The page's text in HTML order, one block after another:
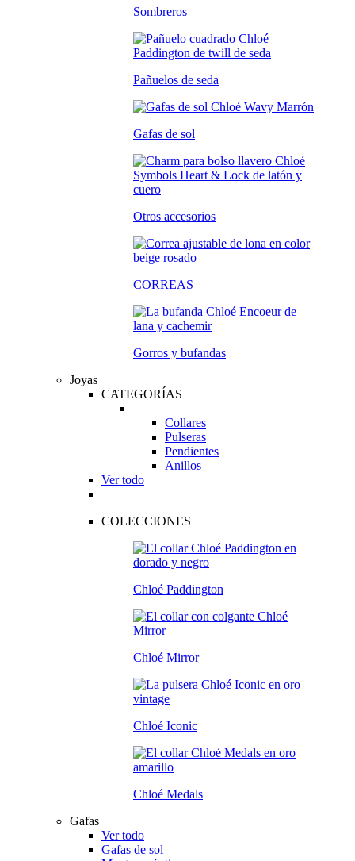
Sombreros
Pañuelos de seda
Gafas de sol
Otros accesorios
CORREAS
Gorros y bufandas
Joyas
CATEGORÍAS
Collares
Pulseras
Pendientes
Anillos
Ver todo
COLECCIONES
Chloé Paddington
Chloé Mirror
Chloé Iconic
Chloé Medals
Gafas
Ver todo
Gafas de sol